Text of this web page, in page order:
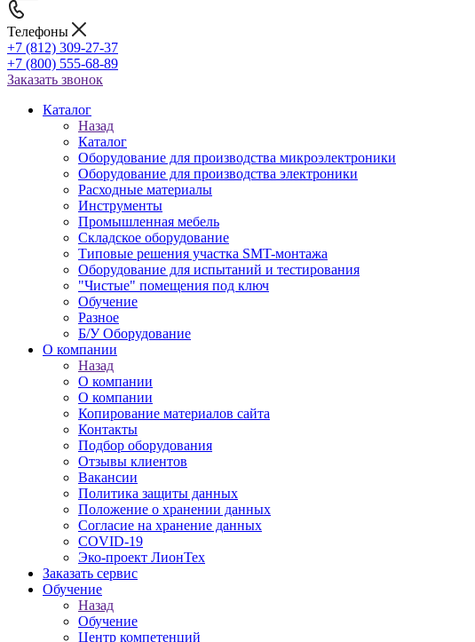
Телефоны
+7 (812) 309-27-37
+7 (800) 555-68-89
Заказать звонок
Каталог
Назад
Каталог
Оборудование для производства микроэлектроники
Оборудование для производства электроники
Расходные материалы
Инструменты
Промышленная мебель
Складское оборудование
Типовые решения участка SMT-монтажа
Оборудование для испытаний и тестирования
"Чистые" помещения под ключ
Обучение
Разное
Б/У Оборудование
О компании
Назад
О компании
О компании
Копирование материалов сайта
Контакты
Подбор оборудования
Отзывы клиентов
Вакансии
Политика защиты данных
Положение о хранении данных
Согласие на хранение данных
COVID-19
Эко-проект ЛионТех
Заказать сервис
Обучение
Назад
Обучение
Центр компетенций